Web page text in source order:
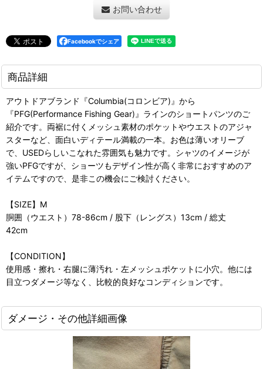
お問い合わせ
Facebookでシェア
商品詳細
アウトドアブランド『Columbia(コロンビア)』から
『PFG(Performance Fishing Gear)』ラインのショートパンツのご
紹介です。両裾に付くメッシュ素材のポケットやウエストのアジャ
スターなど、面白いディテール満載の一本。お色は薄いオリーブ
で、USEDらしいこなれた雰囲気も魅力です。シャツのイメージが
強いPFGですが、ショーツもデザイン性が高く非常におすすめのア
イテムですので、是非この機会にご検討ください。
【SIZE】M
胴囲（ウエスト）78-86cm / 股下（レングス）13cm / 総丈
42cm
【CONDITION】
使用感・擦れ・右腿に薄汚れ・左メッシュポケットに小穴。他には
目立つダメージ等なく、比較的良好なコンディションです。
ダメージ・その他詳細画像